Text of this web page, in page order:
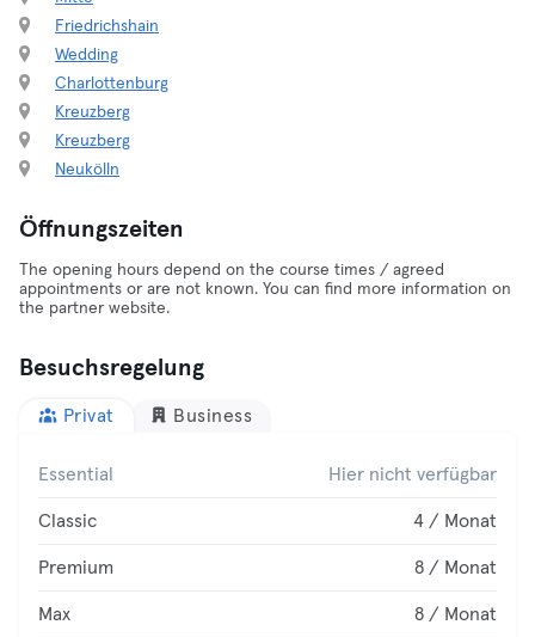
Friedrichshain
Wedding
Charlottenburg
Kreuzberg
Kreuzberg
Neukölln
Öffnungszeiten
The opening hours depend on the course times / agreed
appointments or are not known. You can find more information on
the partner website.
Besuchsregelung
Privat Business
Essential Hier nicht verfügbar
Classic 4 / Monat
Premium 8 / Monat
Max 8 / Monat